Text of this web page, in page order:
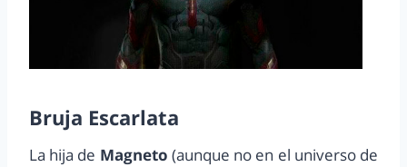
Bruja Escarlata
La hija de Magneto (aunque no en el universo de